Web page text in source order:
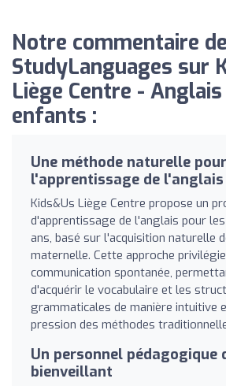
Notre commentaire de
StudyLanguages sur
Liège Centre -
enfants :
Une méthode naturelle pour
l'apprentissage de l'anglais
Kids&Us Liège Centre propose un
d'apprentissage de l'anglais pour les
ans, basé sur l'acquisition naturelle
maternelle. Cette approche
communication spontanée,
d'acquérir le vocabulaire et les
grammaticales de manière intuitive
pression des méthodes
Un personnel pédagogique
bienveillant